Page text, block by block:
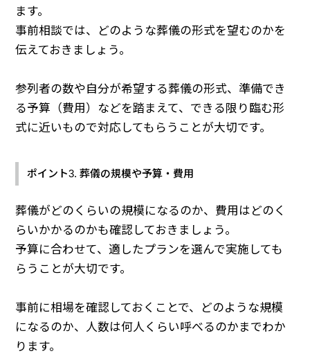
ます。
事前相談では、どのような葬儀の形式を望むのかを
伝えておきましょう。
参列者の数や自分が希望する葬儀の形式、準備でき
る予算（費用）などを踏まえて、できる限り臨む形
式に近いもので対応してもらうことが大切です。
ポイント3. 葬儀の規模や予算・費用
葬儀がどのくらいの規模になるのか、費用はどのく
らいかかるのかも確認しておきましょう。
予算に合わせて、適したプランを選んで実施しても
らうことが大切です。
事前に相場を確認しておくことで、どのような規模
になるのか、人数は何人くらい呼べるのかまでわか
ります。